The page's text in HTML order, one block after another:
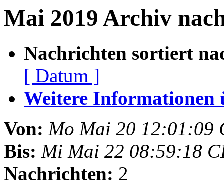
Mai 2019 Archiv
Nachrichten sortiert
[ Datum ]
Weitere Informationen
Von: Mo Mai 20 12:01:09
Bis: Mi Mai 22 08:59:18
Nachrichten: 2